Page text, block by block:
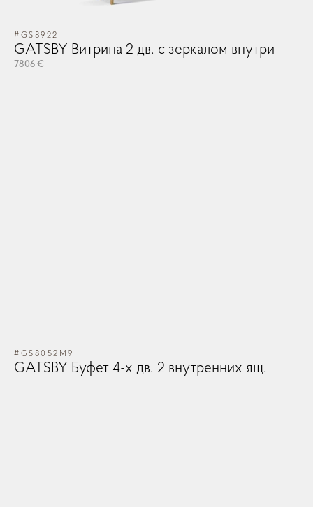
Запомнить меня
#GS8922
GATSBY Витрина 2 дв. с зеркалом внутри
7806 €
#GS8052M9
GATSBY Буфет 4-х дв. 2 внутренних ящ.